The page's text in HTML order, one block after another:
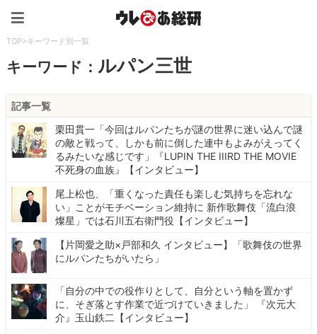
TOP>キーワード別一覧
キーワード：ルパン三世
記事一覧
栗田貫一「今回はルパンたちが謎の世界に迷い込んで謎
の敵と戦って、しかも前に倒した連中もよみがえってく
るみたいな感じです」『LUPIN THE IIIRD THE MOVIE
不死身の血族』【インタビュー】
尾上松也、「重くなった責任も楽しむ気持ちを忘れな
い」ことがモチベーション維持に 新作歌舞伎「流白浪
燦星」では石川五右衛門役【インタビュー】
【片岡愛之助×戸部和久 インタビュー】「歌舞伎の世界
にルパンたちがいたら」
「自分の中での役作りとして、自分という軸を置かず
に、そぎ落とす作業で近づけていきました」 『次元大
介』玉山鉄二【インタビュー】